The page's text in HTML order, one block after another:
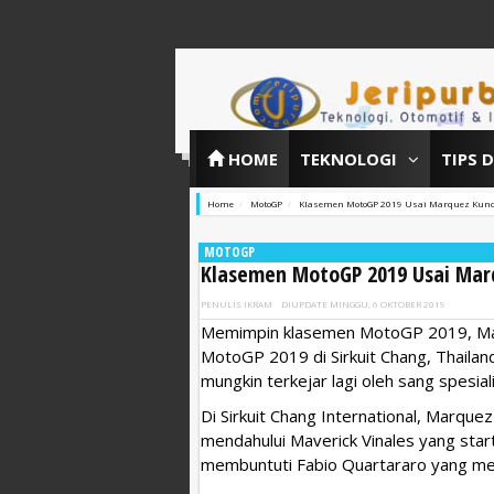
HOME TEKNOLOGI TIPS
Home MotoGP Klasemen MotoGP 2019 Usai Marquez
MOTOGP
Klasemen MotoGP 2019 Usai
PENULIS IKRAM DIUPDATE MINGGU, 6 OKTOBER 2019
Memimpin klasemen MotoGP 2019,
MotoGP 2019 di Sirkuit Chang,
mungkin terkejar lagi oleh sang
Di Sirkuit Chang International,
mendahului Maverick Vinales yang
membuntuti Fabio Quartararo yang